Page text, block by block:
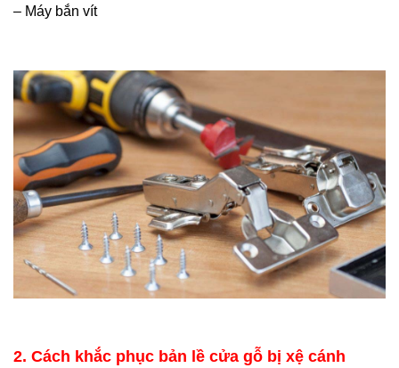
– Máy bắn vít
2. Cách khắc phục bản lề cửa gỗ bị xệ cánh